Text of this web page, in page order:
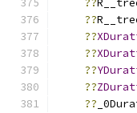
??
??
??
??
??
??
??